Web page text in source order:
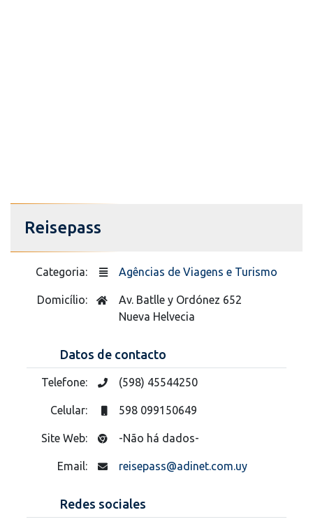
Reisepass
Categoria: Agências de Viagens e Turismo
Domicílio:
Av. Batlle y Ordónez 652
Nueva Helvecia
Datos de contacto
Telefone: (598) 45544250
Celular: 598 099150649
Site Web: -Não há dados-
Email: reisepass@adinet.com.uy
Redes sociales